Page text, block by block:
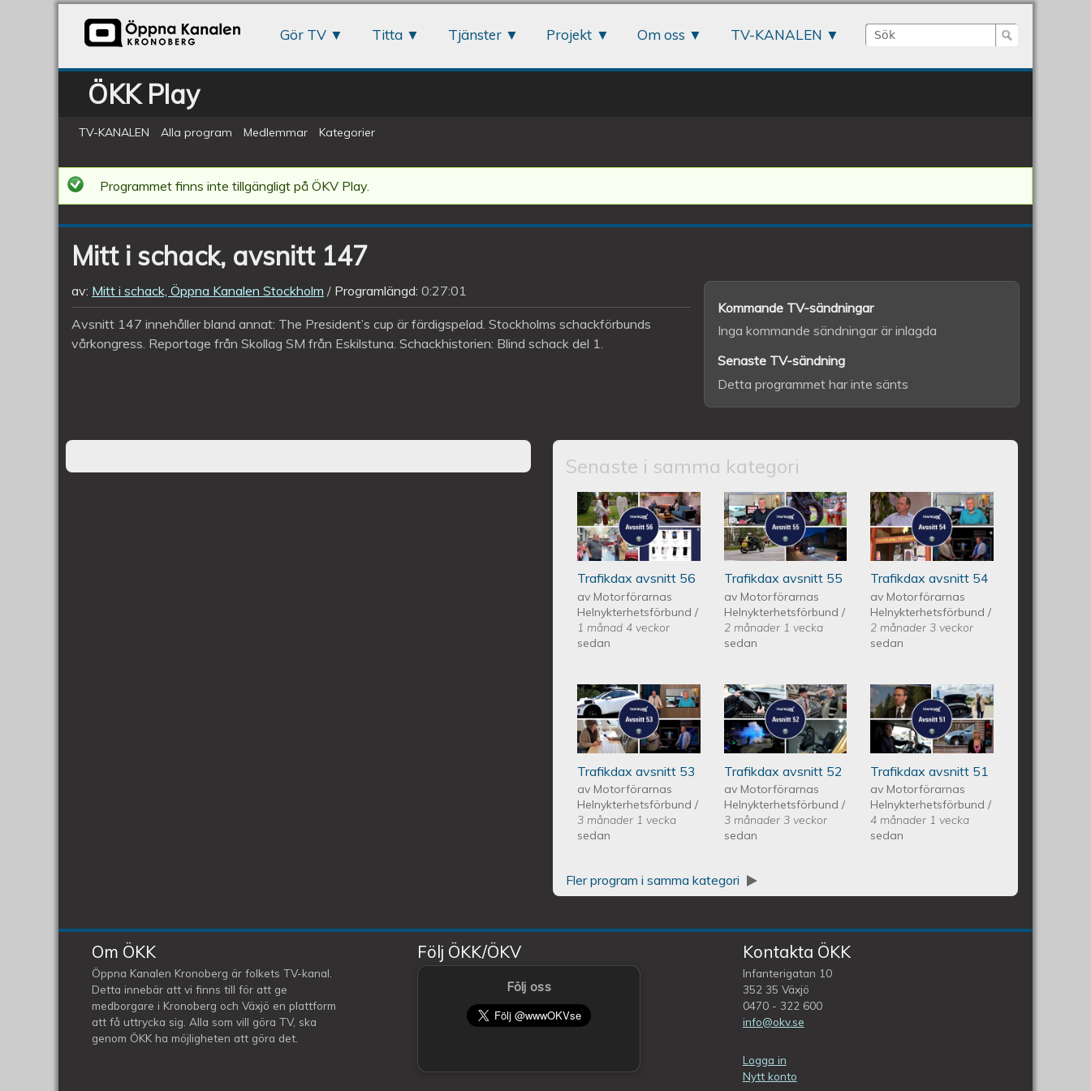
Sökformulär
Sök
Gör TV Titta Tjänster Projekt Om oss TV-KANALEN
ÖKK Play
TV-KANALEN Alla program Medlemmar Kategorier
Mitt
i
schack,
avsnitt
147
Programmet finns inte tillgängligt på ÖKV Play.
Mitt i schack, avsnitt 147
av: Mitt i schack, Öppna Kanalen Stockholm Programlängd: 0:27:01
Avsnitt 147 innehåller bland annat: The President’s cup är färdigspelad. Stockholms schackförbunds
vårkongress. Reportage från Skollag SM från Eskilstuna. Schackhistorien: Blind schack del 1.
Kommande TV-sändningar
Inga kommande sändningar är inlagda
Senaste TV-sändning
Detta programmet har inte sänts
Senaste i samma kategori
Trafikdax - Avsnitt 56
Trafikdax avsnitt 56
av Motorförarnas
Helnykterhetsförbund/
1 månad 4 veckor
sedan
Trafikdax - Avsnitt 55
Trafikdax avsnitt 55
av Motorförarnas
Helnykterhetsförbund /
2 månader 1 vecka
sedan
Trafikdax avsnitt
54
Trafikdax avsnitt 54
av Motorförarnas
Helnykterhetsförbund/
2 månader 3 veckor
sedan
Trafikdax - Avsnitt 53
Trafikdax avsnitt 53
av Motorförarnas
Helnykterhetsförbund/
3 månader 1 vecka
sedan
Trafikdax - Avsnitt 52
Trafikdax avsnitt 52
av Motorförarnas
Helnykterhetsförbund /
3 månader 3 veckor
sedan
Trafikdax -
Avsnitt 51
Trafikdax avsnitt 51
av Motorförarnas
Helnykterhetsförbund/
4 månader 1 vecka
sedan
Fler program i samma kategori
Om ÖKK
Öppna Kanalen Kronoberg är folkets TV-kanal.
Detta innebär att vi finns till för att ge
medborgare i Kronoberg och Växjö en plattform
att få uttrycka sig. Alla som vill göra TV, ska
genom ÖKK ha möjligheten att göra det.
Följ ÖKK/ÖKV
Följ oss
Kontakta ÖKK
Infanterigatan 10
352 35 Växjö
0470 - 322 600
info@okv.se
Logga in
Nytt konto